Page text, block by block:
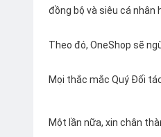
đồng bộ và siêu cá nhân
Theo đó, OneShop sẽ
Mọi thắc mắc Quý Đối
Một lần nữa, xin chân